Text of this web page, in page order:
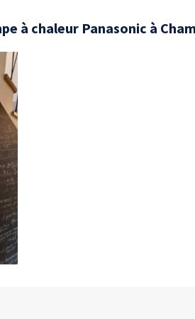
à chaleur Panasonic à